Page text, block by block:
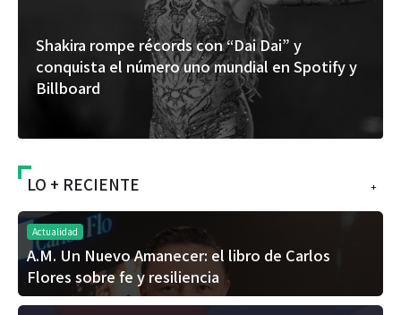
Shakira rompe récords con “Dai Dai” y
conquista el número uno mundial en Spotify y
Billboard
+
LO + RECIENTE
Actualidad
A.M. Un Nuevo Amanecer: el libro de Carlos
Flores sobre fe y resiliencia